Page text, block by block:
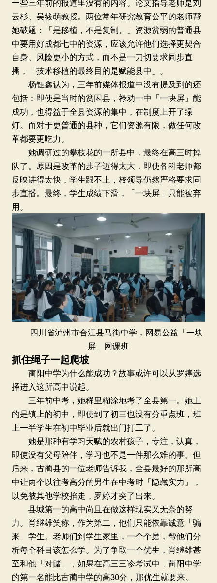
云杉、吴筱萌教授。两位常年研究教育公平的老师帮
她破题：「是移植，不是复制。」资源贫弱的普通县
中要用好成都七中的资源，应该允许他们选择更契合
自身、风险更小的方式，而不是一刀切要求同步直
播，「技术移植的最终目的是赋能县中」。
杨钰鑫认为，三年前媒体报道中没有提及到的还
包括：即使是当时的贫困县，禄劝一中「一块屏」能
成功，也得益于全县资源的集中，在制度上开了绿
灯。而对于更普通的县种，它们资源有限，做任何改
革都要更吃力。
她调研过的攀枝花的一所县中，最终在高三时掉
队了。原因是改革的步子迈得太大，即使各科老师都
反映讲得太快，学生跟不上，校领导仍然严格要求同
步直播。最终，学生成绩下滑，「一块屏」只能被弃
用。
四川省泸州市合江县马街中学，网易公益「一块
屏」网课班
抓住绳子一起爬坡
蔺阳中学为什么能成功？故事或许可以从罗婷选
择进入这所高中说起。
三年前中考，她稀里糊涂地考了全县第一。她上
的是镇上的初中，即使到了初三也没有分重点班，班
上一半学生在初中毕业后就出门打工了。
她是那种有学习天赋的农村孩子，专注，认真，
即使没有父母陪伴，学习也不是一件那么难的事。但
后来，古蔺县的一位老师告诉我，全县最好的那所高
中让两个以往考高分的男生在中考时「隐藏实力」，
以免被其他学校掐走，罗婷才突了出来。
县城第一的高中尚且在做这样现实又无奈的努
力。肖继雄笑称，作为第二，他们只能依靠诚意「骗
来」学生。老师们到学生家里，一个个磨，帮他们分
析每个科目该怎么学。为了争取一个优生，肖继雄甚
至和他「对赌」，如果在高三三诊考试中，蔺阳中学
的第一名能比古蔺中学的高30分，那优生就要来。
北京群